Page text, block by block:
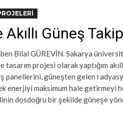
Güneş
Bilal GÜREVİN. Sakarya
tasarım projesi olarak yaptığım
panellerini, güneşten gelen
enerjiyi maksimum hale getirmeyi
dosdoğru bir şekilde güneşe